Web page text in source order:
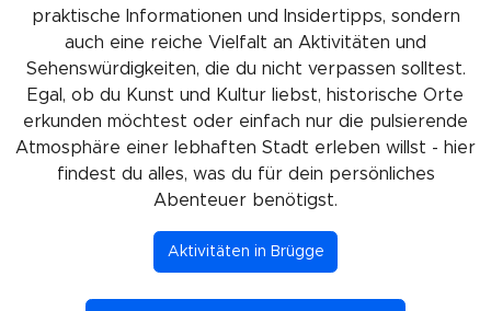
praktische Informationen und Insidertipps, sondern
auch eine reiche Vielfalt an Aktivitäten und
Sehenswürdigkeiten, die du nicht verpassen solltest.
Egal, ob du Kunst und Kultur liebst, historische Orte
erkunden möchtest oder einfach nur die pulsierende
Atmosphäre einer lebhaften Stadt erleben willst - hier
findest du alles, was du für dein persönliches
Abenteuer benötigst.
Aktivitäten in Brügge